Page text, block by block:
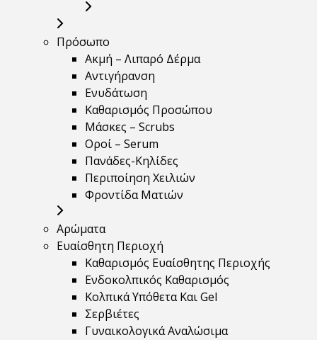
Πρόσωπο
Ακμή – Λιπαρό Δέρμα
Αντιγήρανση
Ενυδάτωση
Καθαρισμός Προσώπου
Μάσκες – Scrubs
Οροί – Serum
Πανάδες-Κηλίδες
Περιποίηση Χειλιών
Φροντίδα Ματιών
Αρώματα
Ευαίσθητη Περιοχή
Καθαρισμός Ευαίσθητης Περιοχής
Ενδοκολπικός Καθαρισμός
Κολπικά Υπόθετα Και Gel
Σερβιέτες
Γυναικολογικά Αναλώσιμα